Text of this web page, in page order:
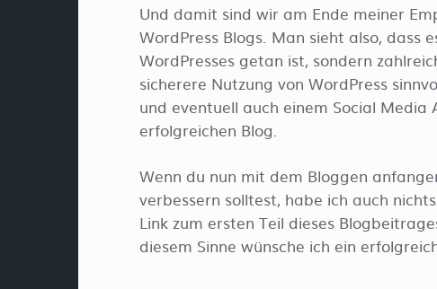
Und damit sind wir am Ende meiner
WordPress Blogs. Man sieht also, dass
WordPresses getan ist, sondern
sicherere Nutzung von WordPress
und eventuell auch einem Social
erfolgreichen Blog.
Wenn du nun mit dem Bloggen
verbessern solltest, habe ich auch
Link zum ersten Teil dieses
diesem Sinne wünsche ich ein